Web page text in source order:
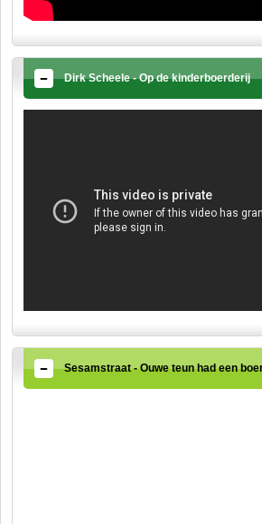
Dirk Scheele - Op de kinderboerderij
Sesamstraat - Ouwe teun had een